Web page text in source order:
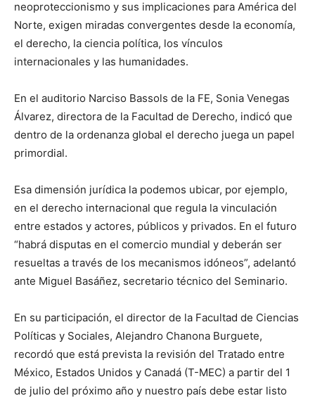
neoproteccionismo y sus implicaciones para América del
Norte, exigen miradas convergentes desde la economía,
el derecho, la ciencia política, los vínculos
internacionales y las humanidades.
En el auditorio Narciso Bassols de la FE, Sonia Venegas
Álvarez, directora de la Facultad de Derecho, indicó que
dentro de la ordenanza global el derecho juega un papel
primordial.
Esa dimensión jurídica la podemos ubicar, por ejemplo,
en el derecho internacional que regula la vinculación
entre estados y actores, públicos y privados. En el futuro
“habrá disputas en el comercio mundial y deberán ser
resueltas a través de los mecanismos idóneos”, adelantó
ante Miguel Basáñez, secretario técnico del Seminario.
En su participación, el director de la Facultad de Ciencias
Políticas y Sociales, Alejandro Chanona Burguete,
recordó que está prevista la revisión del Tratado entre
México, Estados Unidos y Canadá (T-MEC) a partir del 1
de julio del próximo año y nuestro país debe estar listo